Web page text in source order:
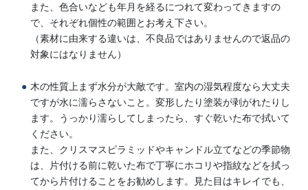
また、色合いなども年月を経るにつれて変わってきますの
で、それぞれ個性の範囲とお考え下さい。
（素材に由来する違いは、不良品ではありませんので返品の
対象にはなりません）
木の性質上まず水分が大敵です。室内の湿気程度なら大丈夫
ですが水に濡らさないこと。変形したり塗装が剥がれたりし
ます。うっかり濡らしてしまったら、すぐ乾いた布で拭いて
ください。
また、クリスマスピラミッドやキャンドル立てなどの季節物
は、片付ける前に乾いた布で丁寧にホコリや指紋などを拭っ
てから片付けることをお勧めします。見た目はキレイでも、